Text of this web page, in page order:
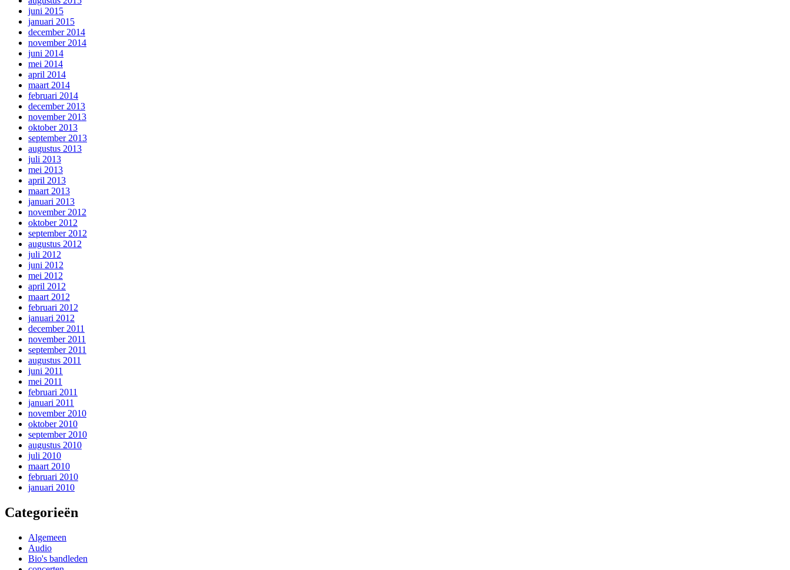
juni 2015
januari 2015
december 2014
november 2014
juni 2014
mei 2014
april 2014
maart 2014
februari 2014
december 2013
november 2013
oktober 2013
september 2013
augustus 2013
juli 2013
mei 2013
april 2013
maart 2013
januari 2013
november 2012
oktober 2012
september 2012
augustus 2012
juli 2012
juni 2012
mei 2012
april 2012
maart 2012
februari 2012
januari 2012
december 2011
november 2011
september 2011
augustus 2011
juni 2011
mei 2011
februari 2011
januari 2011
november 2010
oktober 2010
september 2010
augustus 2010
juli 2010
maart 2010
februari 2010
januari 2010
Categorieën
Algemeen
Audio
Bio's bandleden